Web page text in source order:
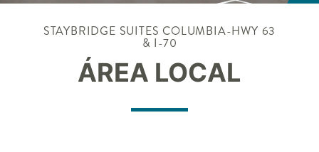
STAYBRIDGE SUITES COLUMBIA-HWY 63
& I-70
ÁREA LOCAL